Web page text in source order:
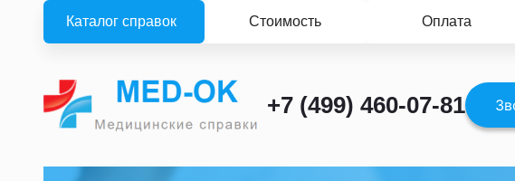
Каталог справок Стоимость Оплата
+7 (499) 460-07-81